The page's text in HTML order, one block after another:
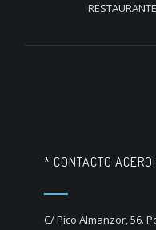
* CONTACTO
C/ Pico Almanzor, 56.